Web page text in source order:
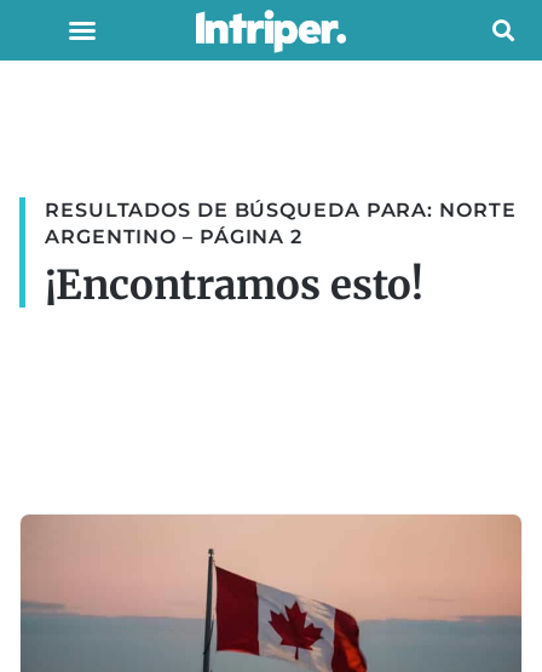
RESULTADOS DE BÚSQUEDA PARA: NORTE
ARGENTINO – PÁGINA 2
¡Encontramos esto!